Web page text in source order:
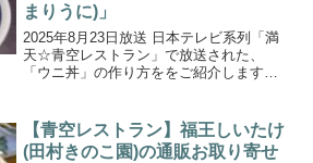
まりうに)」
2025年8月23日放送 日本テレビ系列「満
天☆青空レストラン」で放送された、
「ウニ丼」の作り方ををご紹介します。
等学校」から逆オファー！真昆布の海で
育つ超濃厚、希...
【青空レストラン】福王しいたけ
(田村きのこ園)の通販お取り寄せ